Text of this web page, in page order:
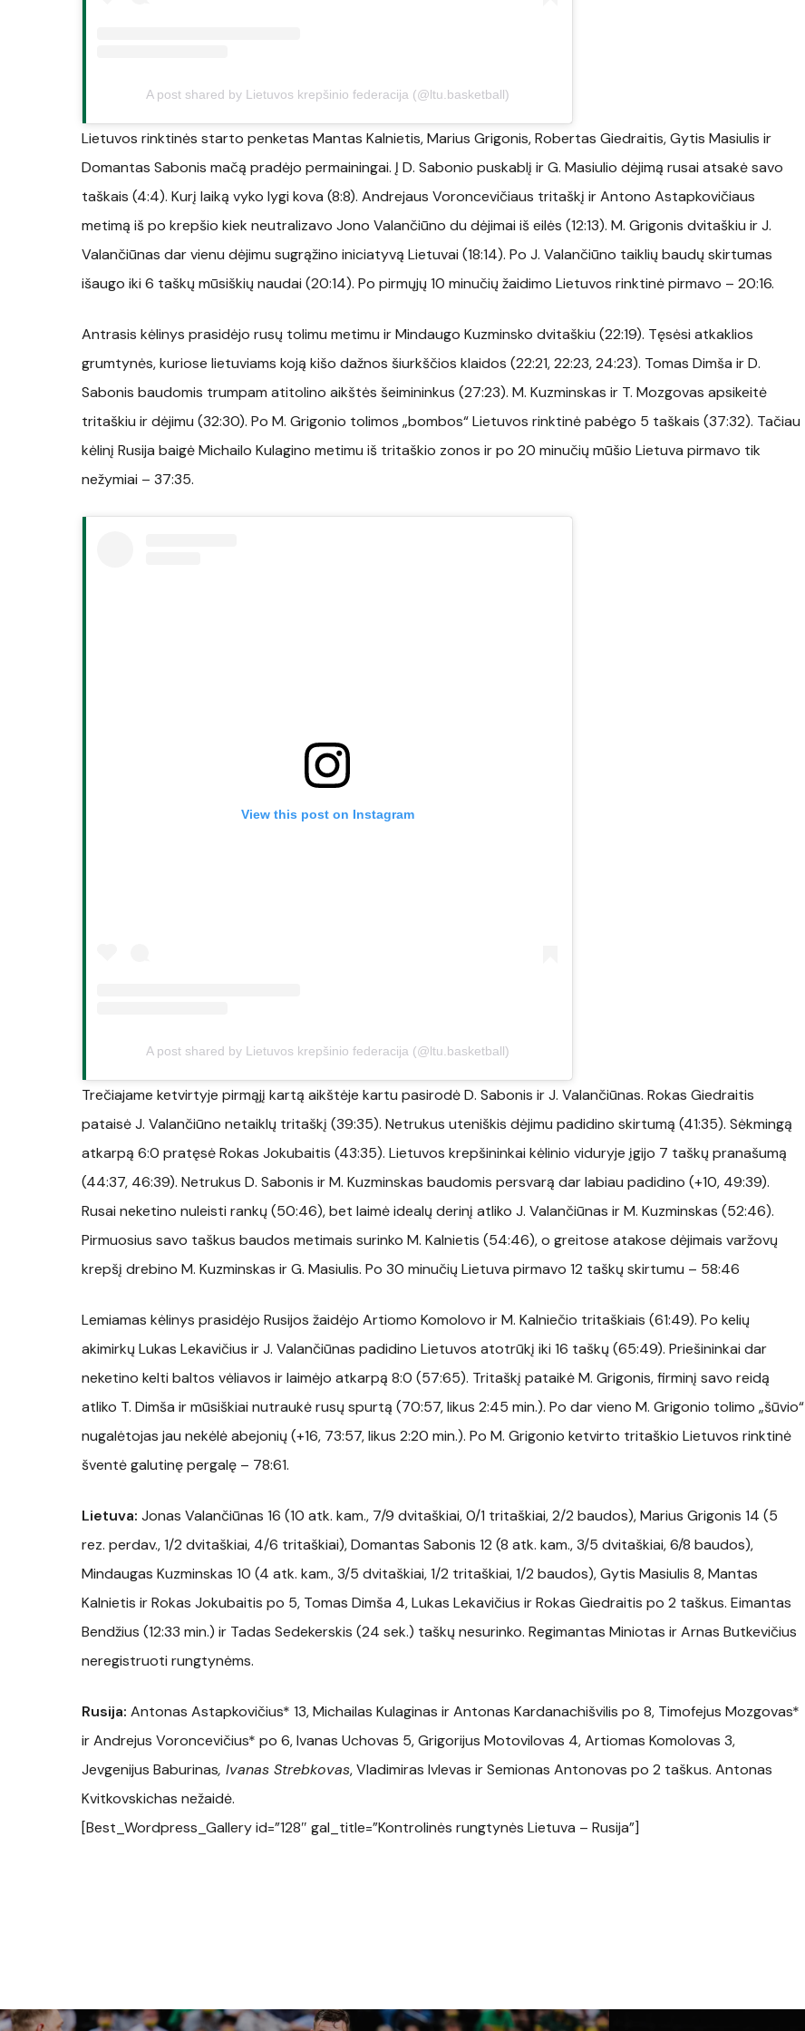
A post shared by Lietuvos krepšinio federacija (@ltu.basketball)
Lietuvos rinktinės starto penketas Mantas Kalnietis, Marius Grigonis, Robertas Giedraitis, Gytis Masiulis ir
Domantas Sabonis mačą pradėjo permainingai. Į D. Sabonio puskablį ir G. Masiulio dėjimą rusai atsakė savo
taškais (4:4). Kurį laiką vyko lygi kova (8:8). Andrejaus Voroncevičiaus tritaškį ir Antono Astapkovičiaus
metimą iš po krepšio kiek neutralizavo Jono Valančiūno du dėjimai iš eilės (12:13). M. Grigonis dvitaškiu ir J.
Valančiūnas dar vienu dėjimu sugrąžino iniciatyvą Lietuvai (18:14). Po J. Valančiūno taiklių baudų skirtumas
išaugo iki 6 taškų mūsiškių naudai (20:14). Po pirmųjų 10 minučių žaidimo Lietuvos rinktinė pirmavo – 20:16.
Antrasis kėlinys prasidėjo rusų tolimu metimu ir Mindaugo Kuzminsko dvitaškiu (22:19). Tęsėsi atkaklios
grumtynės, kuriose lietuviams koją kišo dažnos šiurkščios klaidos (22:21, 22:23, 24:23). Tomas Dimša ir D.
Sabonis baudomis trumpam atitolino aikštės šeimininkus (27:23). M. Kuzminskas ir T. Mozgovas apsikeitė
tritaškiu ir dėjimu (32:30). Po M. Grigonio tolimos „bombos“ Lietuvos rinktinė pabėgo 5 taškais (37:32). Tačiau
kėlinį Rusija baigė Michailo Kulagino metimu iš tritaškio zonos ir po 20 minučių mūšio Lietuva pirmavo tik
nežymiai – 37:35.
View this post on Instagram
A post shared by Lietuvos krepšinio federacija (@ltu.basketball)
Trečiajame ketvirtyje pirmąjį kartą aikštėje kartu pasirodė D. Sabonis ir J. Valančiūnas. Rokas Giedraitis
pataisė J. Valančiūno netaiklų tritaškį (39:35). Netrukus uteniškis dėjimu padidino skirtumą (41:35). Sėkmingą
atkarpą 6:0 pratęsė Rokas Jokubaitis (43:35). Lietuvos krepšininkai kėlinio viduryje įgijo 7 taškų pranašumą
(44:37, 46:39). Netrukus D. Sabonis ir M. Kuzminskas baudomis persvarą dar labiau padidino (+10, 49:39).
Rusai neketino nuleisti rankų (50:46), bet laimė idealų derinį atliko J. Valančiūnas ir M. Kuzminskas (52:46).
Pirmuosius savo taškus baudos metimais surinko M. Kalnietis (54:46), o greitose atakose dėjimais varžovų
krepšį drebino M. Kuzminskas ir G. Masiulis. Po 30 minučių Lietuva pirmavo 12 taškų skirtumu – 58:46
Lemiamas kėlinys prasidėjo Rusijos žaidėjo Artiomo Komolovo ir M. Kalniečio tritaškiais (61:49). Po kelių
akimirkų Lukas Lekavičius ir J. Valančiūnas padidino Lietuvos atotrūkį iki 16 taškų (65:49). Priešininkai dar
neketino kelti baltos vėliavos ir laimėjo atkarpą 8:0 (57:65). Tritaškį pataikė M. Grigonis, firminį savo reidą
atliko T. Dimša ir mūsiškiai nutraukė rusų spurtą (70:57, likus 2:45 min.). Po dar vieno M. Grigonio tolimo „šūvio“
nugalėtojas jau nekėlė abejonių (+16, 73:57, likus 2:20 min.). Po M. Grigonio ketvirto tritaškio Lietuvos rinktinė
šventė galutinę pergalę – 78:61.
Lietuva: Jonas Valančiūnas 16 (10 atk. kam., 7/9 dvitaškiai, 0/1 tritaškiai, 2/2 baudos), Marius Grigonis 14 (5
rez. perdav., 1/2 dvitaškiai, 4/6 tritaškiai), Domantas Sabonis 12 (8 atk. kam., 3/5 dvitaškiai, 6/8 baudos),
Mindaugas Kuzminskas 10 (4 atk. kam., 3/5 dvitaškiai, 1/2 tritaškiai, 1/2 baudos), Gytis Masiulis 8, Mantas
Kalnietis ir Rokas Jokubaitis po 5, Tomas Dimša 4, Lukas Lekavičius ir Rokas Giedraitis po 2 taškus. Eimantas
Bendžius (12:33 min.) ir Tadas Sedekerskis (24 sek.) taškų nesurinko. Regimantas Miniotas ir Arnas Butkevičius
neregistruoti rungtynėms.
Rusija: Antonas Astapkovičius* 13, Michailas Kulaginas ir Antonas Kardanachišvilis po 8, Timofejus Mozgovas*
ir Andrejus Voroncevičius* po 6, Ivanas Uchovas 5, Grigorijus Motovilovas 4, Artiomas Komolovas 3,
Jevgenijus Baburinas, Ivanas Strebkovas, Vladimiras Ivlevas ir Semionas Antonovas po 2 taškus. Antonas
Kvitkovskichas nežaidė.
[Best_Wordpress_Gallery id=”128″ gal_title=”Kontrolinės rungtynės Lietuva – Rusija”]